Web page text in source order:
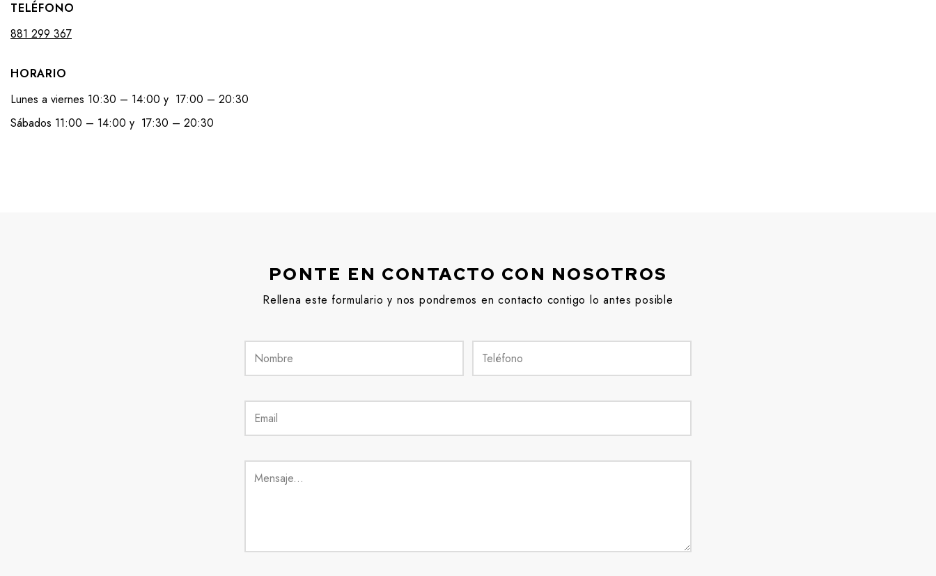
TELÉFONO
881 299 367
HORARIO
Lunes a viernes 10:30 – 14:00 y 17:00 – 20:30
Sábados 11:00 – 14:00 y 17:30 – 20:30
PONTE EN CONTACTO CON NOSOTROS
Rellena este formulario y nos pondremos en contacto contigo lo antes posible